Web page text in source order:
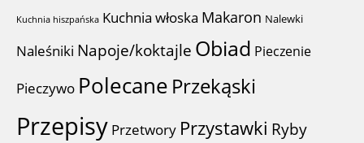
Kuchnia hiszpańska Kuchnia włoska Makaron Nalewki
Naleśniki Napoje/koktajle Obiad Pieczenie
Pieczywo Polecane Przekąski
Przepisy Przetwory Przystawki Ryby